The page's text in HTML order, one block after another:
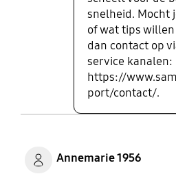
snelheid. Mocht
of wat tips
dan contact op
service kanalen:
https://
port/contact/.
Annemarie 1956